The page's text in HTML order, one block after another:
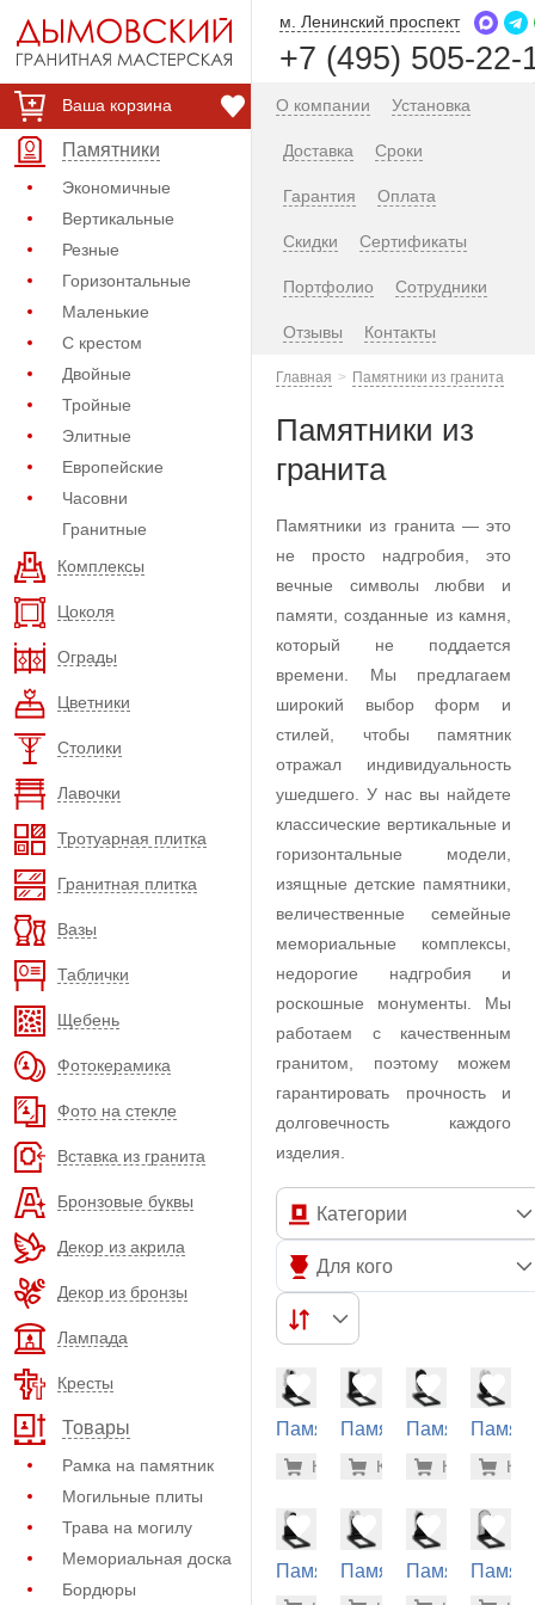
Ваша корзина
Памятники
Экономичные
Вертикальные
Резные
Горизонтальные
Маленькие
С крестом
Двойные
Тройные
Элитные
Европейские
Часовни
Гранитные
Комплексы
Цоколя
Ограды
Цветники
Столики
Лавочки
Тротуарная плитка
Гранитная плитка
Вазы
Таблички
Щебень
Фотокерамика
Фото на стекле
Вставка из гранита
Бронзовые буквы
Декор из акрила
Декор из бронзы
Лампада
Кресты
Товары
Рамка на памятник
Могильные плиты
Трава на могилу
Мемориальная доска
Бордюры
м. Ленинский проспект
+7 (495) 505-22-
О компании Установка
Доставка Сроки
Гарантия Оплата
Скидки Сертификаты
Портфолио Сотрудники
Отзывы Контакты
Главная Памятники из гранита
Памятники из
гранита
Памятники из гранита — это
не просто надгробия, это
вечные символы любви и
памяти, созданные из камня,
который не поддается
времени. Мы предлагаем
широкий выбор форм и
стилей, чтобы памятник
отражал индивидуальность
ушедшего. У нас вы найдете
классические вертикальные и
горизонтальные модели,
изящные детские памятники,
величественные семейные
мемориальные комплексы,
недорогие надгробия и
роскошные монументы. Мы
работаем с качественным
гранитом, поэтому можем
гарантировать прочность и
долговечность каждого
изделия.
Категории
Для кого
Памятник
гранита
-7% 80.700
Купить
Памятник
гранита
-7%
Купить
Памятник
гранита
-
Купить
ПамятникПамятникПамятник